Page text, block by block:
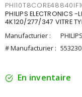
PHILIPS ELECTRONICS
4K120/277/347 VITRE
Manufacturier :
# Manufacturier : 553230
En inventaire